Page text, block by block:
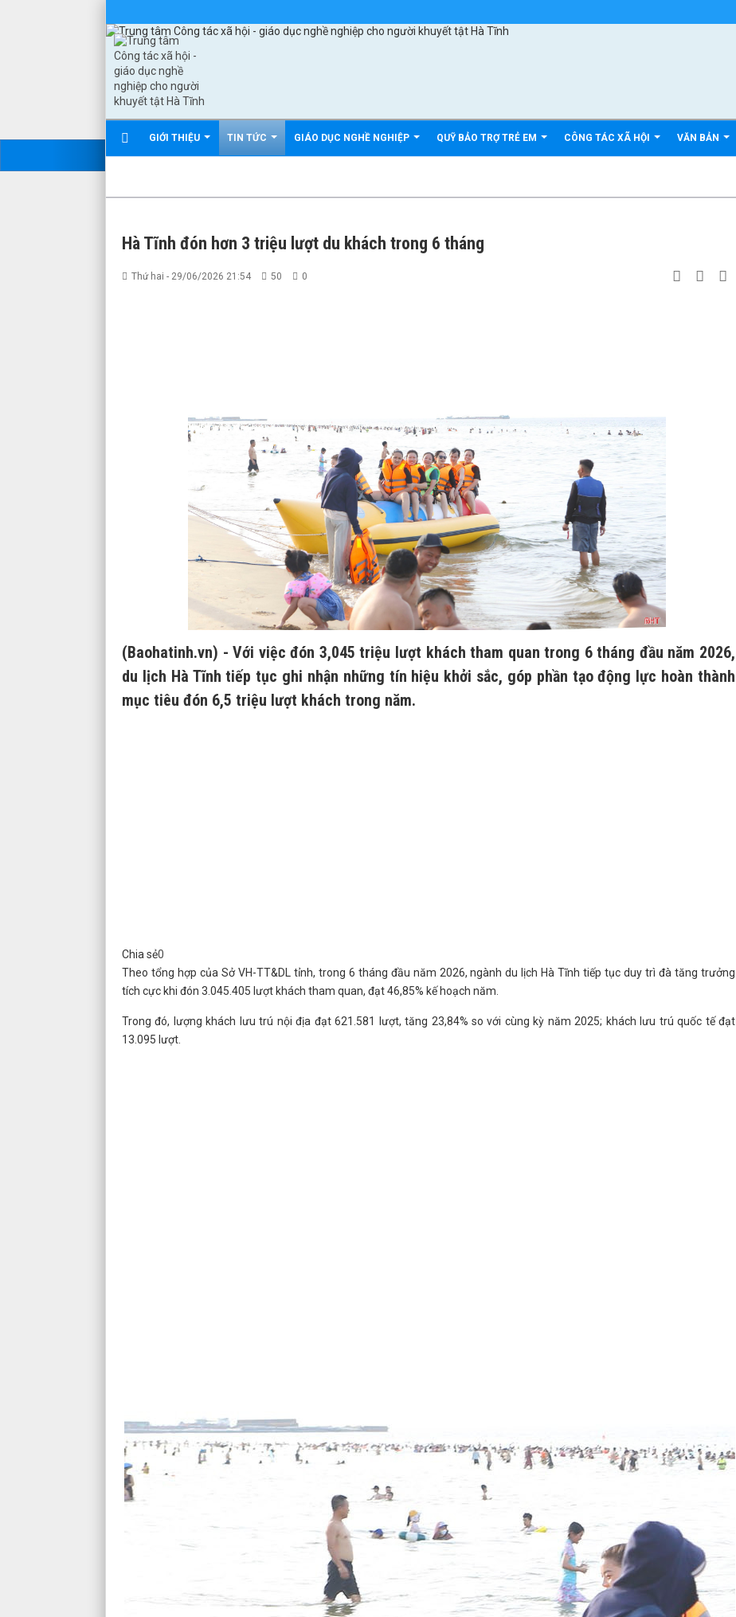
GIỚI THIỆU TIN TỨC GIÁO DỤC NGHỀ NGHIỆP QUỸ BẢO TRỢ TRẺ EM CÔNG TÁC XÃ HỘI VĂN BẢN
Hà Tĩnh đón hơn 3 triệu lượt du khách trong 6 tháng
Thứ hai - 29/06/2026 21:54 50 0
(Baohatinh.vn) - Với việc đón 3,045 triệu lượt khách tham quan trong 6 tháng đầu năm 2026,
du lịch Hà Tĩnh tiếp tục ghi nhận những tín hiệu khởi sắc, góp phần tạo động lực hoàn thành
mục tiêu đón 6,5 triệu lượt khách trong năm.
Chia sẻ0
Theo tổng hợp của Sở VH-TT&DL tỉnh, trong 6 tháng đầu năm 2026, ngành du lịch Hà Tĩnh tiếp tục duy trì đà tăng trưởng
tích cực khi đón 3.045.405 lượt khách tham quan, đạt 46,85% kế hoạch năm.
Trong đó, lượng khách lưu trú nội địa đạt 621.581 lượt, tăng 23,84% so với cùng kỳ năm 2025; khách lưu trú quốc tế đạt
13.095 lượt.